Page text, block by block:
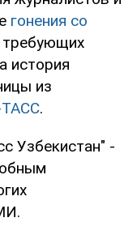
гонения со
требующих
история
из
.
Узбекистан" -